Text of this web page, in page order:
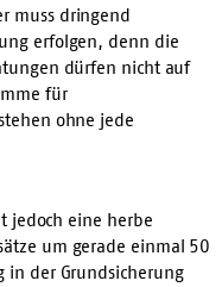
muss dringend
erfolgen, denn die
dürfen nicht auf
für
ohne jede
jedoch eine herbe
um gerade einmal 50
in der Grundsicherung